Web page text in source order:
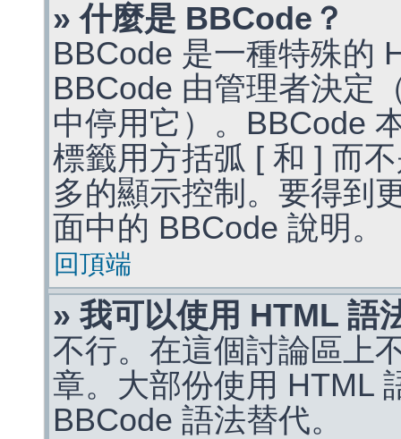
» 什麼是 BBCode？
BBCode 是一種特殊的
BBCode 由管理者決定
中停用它）。BBCode
標籤用方括弧 [ 和 ] 而
多的顯示控制。要得到
面中的 BBCode 說明。
回頂端
» 我可以使用 HTML 語
不行。在這個討論區上
章。大部份使用 HTML
BBCode 語法替代。